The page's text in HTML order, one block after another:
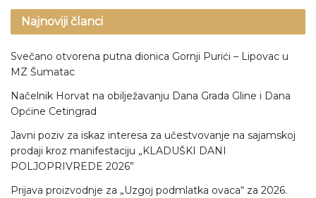
Najnoviji članci
Svečano otvorena putna dionica Gornji Purići – Lipovac u
MZ Šumatac
Načelnik Horvat na obilježavanju Dana Grada Gline i Dana
Općine Cetingrad
Javni poziv za iskaz interesa za učestvovanje na sajamskoj
prodaji kroz manifestaciju „KLADUŠKI DANI
POLJOPRIVREDE 2026”
Prijava proizvodnje za „Uzgoj podmlatka ovaca“ za 2026.